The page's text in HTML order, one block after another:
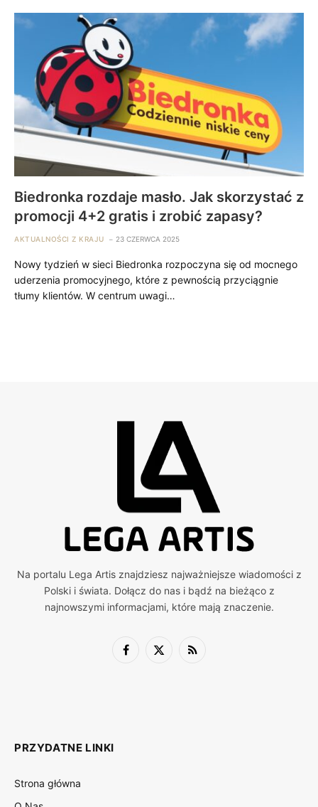
Biedronka rozdaje masło. Jak skorzystać z
promocji 4+2 gratis i zrobić zapasy?
AKTUALNOŚCI Z KRAJU 23 CZERWCA 2025
Nowy tydzień w sieci Biedronka rozpoczyna się od mocnego
uderzenia promocyjnego, które z pewnością przyciągnie
tłumy klientów. W centrum uwagi…
Na portalu Lega Artis znajdziesz najważniejsze wiadomości z
Polski i świata. Dołącz do nas i bądź na bieżąco z
najnowszymi informacjami, które mają znaczenie.
Facebook
X
RSS
PRZYDATNE LINKI
Strona główna